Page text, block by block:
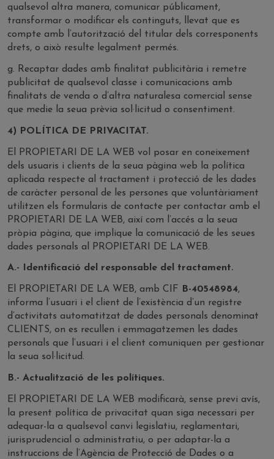
qualsevol altra manera, comunicar públicament,
transformar o modificar els continguts, llevat que es
compte amb l’autorització del titular dels corresponents
drets, o això resulte legalment permés.
g. Recaptar dades amb finalitat publicitària i remetre
publicitat de qualsevol classe i comunicacions amb
finalitats de venda o d’altra naturalesa comercial sense
que medie la seua prèvia sol·licitud o consentiment.
4) POLÍTICA DE PRIVACITAT.
El PROPIETARI DE LA WEB vol posar en coneixement
dels usuaris i clients de la seua pàgina web la política
aplicada respecte al tractament i protecció de les dades
de caràcter personal de les persones que voluntàriament
utilitzen els formularis de contacte per contactar amb el
PROPIETARI DE LA WEB, així com l’accés a la seua
pròpia pàgina, que implique la comunicació de les seues
dades personals al PROPIETARI DE LA WEB.
A.- Identificació del responsable del tractament.
El PROPIETARI DE LA WEB, amb CIF B-40548984,
informa l’usuari i el client de l’existència d’un registre
d’activitats automatitzat de dades personals denominat
CLIENTS, on es recullen i emmagatzemen les dades
personals que l’usuari i el client comuniquen per gestionar
la seua sol·licitud.
B.- Actualització de les polítiques.
El PROPIETARI DE LA WEB modificarà, sense previ avís,
la present política de privacitat quan siga necessari per
adequar-la a qualsevol canvi legislatiu, reglamentari,
jurisprudencial o administratiu, o per adaptar-la a
instruccions de l’Agència de Protecció de Dades o a